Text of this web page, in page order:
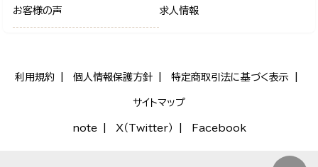
お客様の声 求人情報
利用規約 個人情報保護方針 特定商取引法に基づく表示
サイトマップ
note X（Twitter） Facebook